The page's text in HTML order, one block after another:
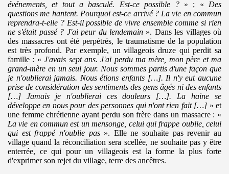
événements, et tout a basculé. Est-ce possible ?» ; « Des
questions me hantent. Pourquoi est-ce arrivé ? La vie en commun
reprendra-t-elle ? Est-il possible de vivre ensemble comme si rien
ne s'était passé ? J'ai peur du lendemain». Dans les villages où
des massacres ont été perpétrés, le traumatisme de la population
est très profond. Par exemple, un villageois druze qui perdit sa
famille : «J'avais sept ans. J'ai perdu ma mère, mon père et ma
grand-mère en un seul jour. Nous sommes partis d'une façon que
je n'oublierai jamais. Nous étions enfants […]. Il n'y eut aucune
prise de considération des sentiments des gens âgés ni des enfants
[…] Jamais je n'oublierai ces douleurs […]. La haine se
développe en nous pour des personnes qui n'ont rien fait […] » et
une femme chrétienne ayant perdu son frère dans un massacre : «
La vie en commun est un mensonge, celui qui frappe oublie, celui
qui est frappé n'oublie pas». Elle ne souhaite pas revenir au
village quand la réconciliation sera scellée, ne souhaite pas y être
enterrée, ce qui pour un villageois est la forme la plus forte
d'exprimer son rejet du village, terre des ancêtres.